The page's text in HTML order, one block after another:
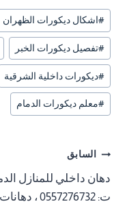
وسوم
المقال:
# اشكال ديكورات الظهران
#تفصيل ديكورات الخبر
#ديكورات داخلية الشرقية
#معلم ديكورات الدمام
تصفّح
المقالات
السابق
دهان داخلي للمنازل
ت: 0557276732 ، دهانات